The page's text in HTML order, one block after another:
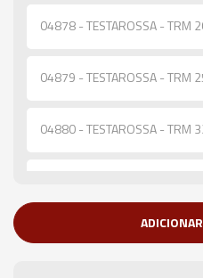
04878 - TESTAROSSA - TRM
04879 - TESTAROSSA - TRM
04880 - TESTAROSSA - TRM